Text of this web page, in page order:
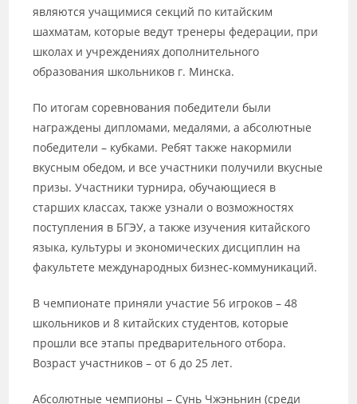
являются учащимися секций по китайским
шахматам, которые ведут тренеры федерации, при
школах и учреждениях дополнительного
образования школьников г. Минска.
По итогам соревнования победители были
награждены дипломами, медалями, а абсолютные
победители – кубками. Ребят также накормили
вкусным обедом, и все участники получили вкусные
призы. Участники турнира, обучающиеся в
старших классах, также узнали о возможностях
поступления в БГЭУ, а также изучения китайского
языка, культуры и экономических дисциплин на
факультете международных бизнес-коммуникаций.
В чемпионате приняли участие 56 игроков – 48
школьников и 8 китайских студентов, которые
прошли все этапы предварительного отбора.
Возраст участников – от 6 до 25 лет.
Абсолютные чемпионы – Сунь Чжэньнин (среди